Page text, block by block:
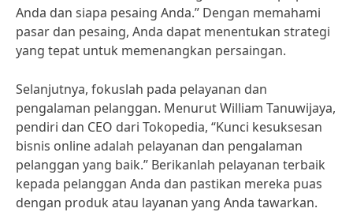
Anda dan siapa pesaing Anda.” Dengan memahami
pasar dan pesaing, Anda dapat menentukan strategi
yang tepat untuk memenangkan persaingan.
Selanjutnya, fokuslah pada pelayanan dan
pengalaman pelanggan. Menurut William Tanuwijaya,
pendiri dan CEO dari Tokopedia, “Kunci kesuksesan
bisnis online adalah pelayanan dan pengalaman
pelanggan yang baik.” Berikanlah pelayanan terbaik
kepada pelanggan Anda dan pastikan mereka puas
dengan produk atau layanan yang Anda tawarkan.